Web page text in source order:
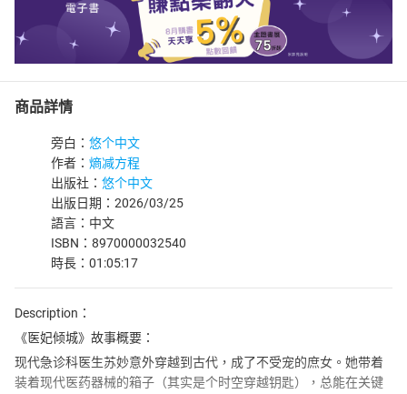
商品詳情
旁白： 悠个中文
作者： 熵减方程
出版社： 悠个中文
出版日期：2026/03/25
語言：中文
ISBN：8970000032540
時長：01:05:17
Description：
《医妃倾城》故事概要：
现代急诊科医生苏妙意外穿越到古代，成了不受宠的庶女。她带着
装着现代医药器械的箱子（其实是个时空穿越钥匙），总能在关键